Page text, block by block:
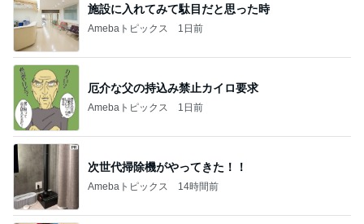
施設に入れてみて駄目だと思った時
Amebaトピックス 1日前
厄介な父の持込み禁止カイロ要求
Amebaトピックス 1日前
次世代掃除機がやってきた！！
Amebaトピックス 14時間前